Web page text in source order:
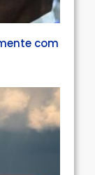
com